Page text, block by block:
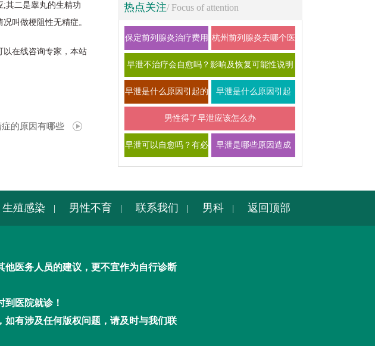
;其二是睾丸的生精功
叫做梗阻性无精症。
以在线咨询专家，本站
的原因有哪些
热点关注/ Focus of attention
保定前列腺炎治疗费用
大概多少钱
杭州前列腺炎去哪个医
院看比较好
早泄不治疗会自愈吗？影响及恢复可能性说明
早泄是什么原因引起的
有哪些症状 如何改善
早泄是什么原因引起
的？最新医学解释
男性得了早泄应该怎么办
早泄可以自愈吗？有必
要进行专业治疗吗
早泄是哪些原因造成
的？会影响生育吗
生殖感染 | 男性不育 | 联系我们 | 男科 | 返回顶部
医务人员的建议，更不宜作为自行诊断
医院就诊！
有涉及任何版权问题，请及时与我们联